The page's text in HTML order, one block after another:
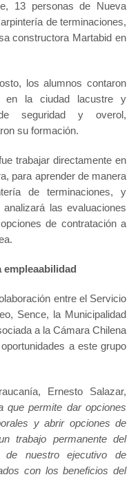
13 personas de Nueva
de terminaciones,
constructora Martabid en
los alumnos contaron
en la ciudad lacustre y
seguridad y overol,
su formación.
trabajar directamente en
para aprender de manera
de terminaciones, y
las evaluaciones
de contratación a
entre el Servicio
Sence, la Municipalidad
a la Cámara Chilena
a este grupo
Ernesto Salazar,
que permite dar opciones
y abrir opciones de
trabajo permanente del
de nuestro ejecutivo de
con los beneficios del